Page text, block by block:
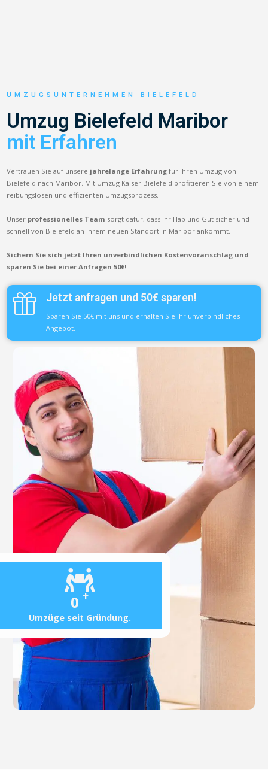
0 +
Umzüge seit Gründung.
UMZUGSUNTERNEHMEN BIELEFELD
Umzug Bielefeld Maribor
mit Erfahren
Vertrauen Sie auf unsere jahrelange Erfahrung für Ihren Umzug von
Bielefeld nach Maribor. Mit Umzug Kaiser Bielefeld profitieren Sie von einem
reibungslosen und effizienten Umzugsprozess.
Unser professionelles Team sorgt dafür, dass Ihr Hab und Gut sicher und
schnell von Bielefeld an Ihrem neuen Standort in Maribor ankommt.
Sichern Sie sich jetzt Ihren unverbindlichen Kostenvoranschlag und
sparen Sie bei einer Anfragen 50€!
Jetzt anfragen und 50€ sparen!
Sparen Sie 50€ mit uns und erhalten Sie Ihr unverbindliches
Angebot.